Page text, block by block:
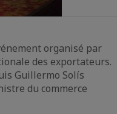
organisé par
des exportateurs.
Guillermo Solís
du commerce